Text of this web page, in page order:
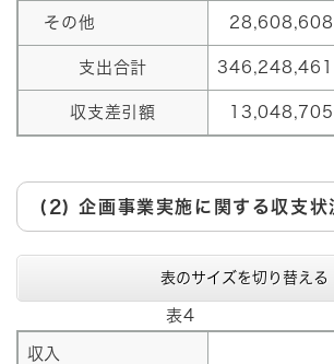
その他 28,608,608
支出合計 346,248,461
収支差引額 13,048,705
(2) 企画事業実施に関する収支状
表のサイズを切り替える
表4
収入